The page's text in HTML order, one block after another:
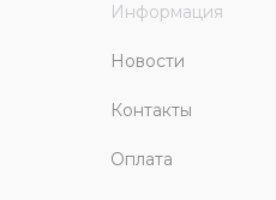
Информация
Новости
Контакты
Оплата